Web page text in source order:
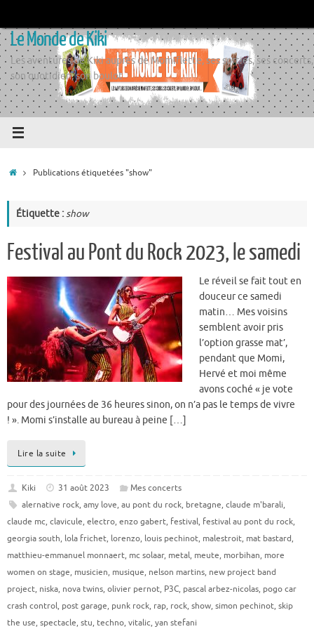
contenu
Le Monde de Kiki
Les aventures de Kiki auprès de Momiflette, ses sorties, ses concerts,
son quotidien, son boulot
AccueilPublications étiquetées "show"
Étiquette :show
Festival au Pont du Rock 2023, le samedi
Le réveil se fait tout en
douceur ce samedi
matin… Mes voisins
semblent avoir pris
l’option grasse mat’,
pendant que Momi,
Hervé et moi même
avons coché « je vote
pour des journées de 36 heures sinon, on n’a pas le temps de vivre
! ». Momi s’installe au bureau à peine […]
Lire la suite
Kiki 31 août 2023
Mes concerts
alernative rock, amy love, au pont du rock, bretagne, claude m'barali,
claude mc, clavicule, electro, enzo gabert, festival, festival au pont du rock,
georgia south, lola frichet, lorenzo, louis pechinot, malestroit, mat bastard,
matthieu-emmanuel monnaert, mc solaar, metal, meute, morbihan, more
women on stage, musicien, musique, nelson martins, new project band
project, niska, nova twins, olivier pernot, P3C, pascal arbez-nicolas, pogo car
crash control, post garage, punk rock, rap, rock, show, simon pechinot, skip
the use, spectacle, stu, techno, vitalic, yan stefani